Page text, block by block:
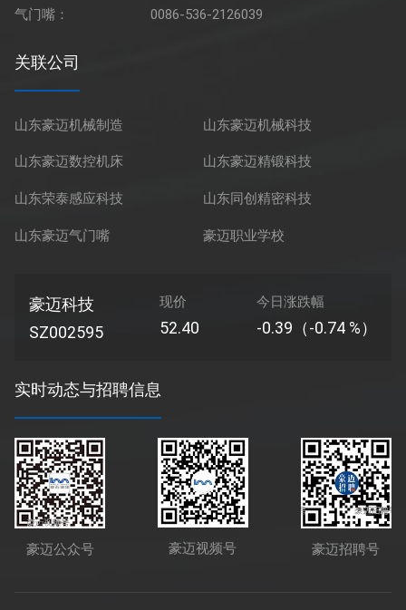
气门嘴： 0086-536-2126039
关联公司
山东豪迈机械制造 山东豪迈机械科技
山东豪迈数控机床 山东豪迈精锻科技
山东荣泰感应科技 山东同创精密科技
山东豪迈气门嘴 豪迈职业学校
豪迈科技
SZ002595
现价
52.40
今日涨跌幅
-0.39（-0.74 %）
实时动态与招聘信息
豪迈公众号 豪迈视频号 豪迈招聘号